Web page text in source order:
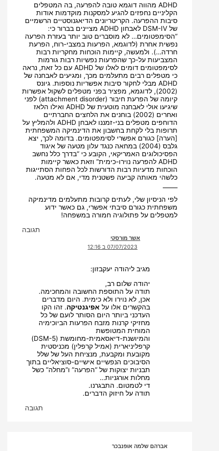
ADHD מהווה דוגמא טובה להפרעה, בה המטפלים
הקליניים נחפזים להגיע למסקנות מוקדמות אודות
סיבות ההפרעה. הקריטריונים הדיאגנוסטיים הרשמיים
של DSM-IV לאבחון ADHD מציינים בברור כי:
“הסימפטומים… לא מוסברים טוב יותר בעזרת הפרעה
נפשית אחרת (לדוגמא, הפרעות במצבי-רוח, הפרעת
חרדה…). ולמעשה, קיימות הוכחות מחקריות רבות
המצביעות על-כך שהפרעות נפשיות רבות גורמות
לסימפטומים דומים לאלו של ADHD עם כל זאת, נראה
כי מטפלים רבים מתעלמים מכך, ומגיעים לאבחנה של
ADHD מבלי לחקור סיבות אפשריות נוספות. גיונס
(2002), לדוגמא, מפציר בפני מטפלים לשקול אפשרות
קיומה של הפרעת חיבור (attachment disorder) לפני
שיגיעו אולי לאבחנה מוטעית של ADHD ואילו הלאז
ואחרים (2002) בוחנים את הלחצים החברתיים
הדוחפים מטפלים בני-זמננו לאבחן ADHD ולהמליץ על
תרופות בלי לקחת בחשבון את הדינמיקה המשפחתית
[הערה] כגורם אפשרי לסימפטומים. בדומה לכך, יצא
גלבס (2004) במחאה כנגד עלון מטעה של איגוד
הפסיכולוגים האמריקאי, הקובע כי “בדרך כלל נחשב
ADHD להפרעה נוירו-כימית” וזאת כאשר קיימות
הוכחות מדעיות רבות הדורשות לכל הפחות הסתייגות
כלשהי מאותה קביעה פשטנית מדי, אם לא מטעה.
לפי הניסיון שלי, לעתים קרובות מתעלמים מדינמיקה
משפחתית כגורם סיבתי אפשרי, גם כאשר ידוע
למטפלים על פתולוגיה חמורה במשפחה!
תגובה
אשר מורסקי
07/07/2023 ב 12:16
מגיב ליהודה יעקבזון:
יהודה שלום רב,
תודה על התוספת החשובה והמחכימה.
אכן, לא נוירו ולא כימית. היום מדברים
בהקשרים אלו על אפיגנטיקה. זהו הקו
העדכני ביותר היום הסותר לועם של כל
מחזיקי קרנות מזבח הפרעות הביוכימיה
המוחית המטופשת
והמיושנת-דיאסאמית-מחומשת (DSM-5)
קרפליניארית (אמיל קרפלין) מכניסטית
מקובעת ומקבעת, מנציחת העל של שלל
הסיבוכים הנפשיים אישיים-סוציאליים בתוך
תבניות יצוקות של “הפרעה” ו”מחלה” כשל
מחלות אורגניות…
די לטמטום. התבגרנו.
תודה על חיזוק הדברים.
תגובה
אברהם שלמה אופנבכר